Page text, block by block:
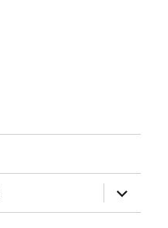
expand
child
menu